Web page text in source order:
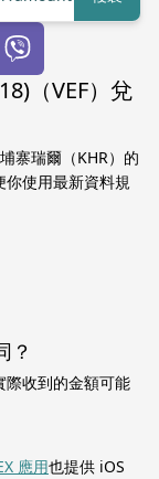
（VEF）兌
寨瑞爾（KHR）的
你使用最新資料規
？
際收到的金額可能
應用也提供 iOS